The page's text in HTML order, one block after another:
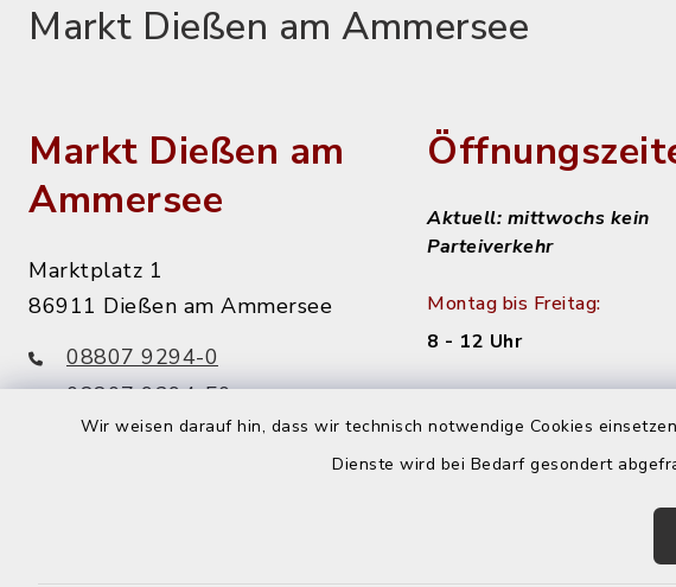
Wir weisen darauf hin, dass wir technisch notwendige Cookies
Dienste wird bei Bedarf gesondert
Markt Dießen am Ammersee
Markt Dießen am
Ammersee
Marktplatz 1
86911 Dießen am Ammersee
08807 9294-0
08807 9294-50
info@diessen.de
Aktuell: mittwochs kein
Parteiverkehr
Montag bis Freitag:
8 - 12 Uhr
14 - 16 Uhr